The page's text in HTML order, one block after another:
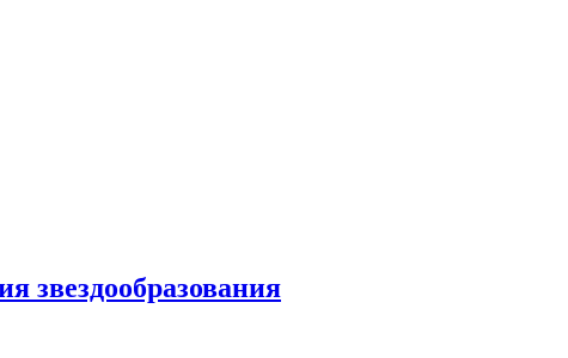
звездообразования